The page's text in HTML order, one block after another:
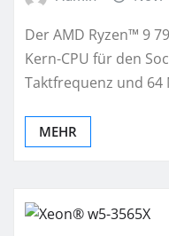
Der AMD Ryzen™ 9
Kern-CPU für den
Taktfrequenz und 64
MEHR